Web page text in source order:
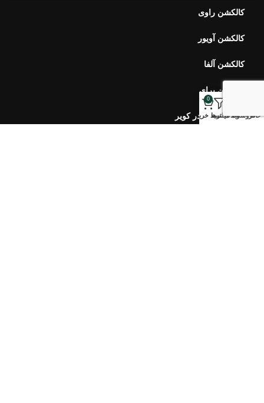
کالکشن راوی
کالکشن آویور
کالکشن آلفا
کالکشن برای
کالکشن بهار در کویر خانهفروشگاهوبلاگفیلترها
0
سبد خرید